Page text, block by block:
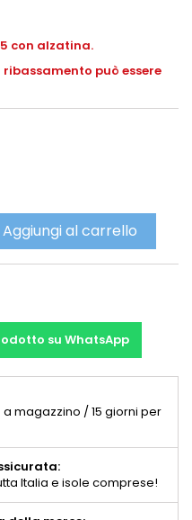
con alzatina.
può essere
Aggiungi al carrello
su WhatsApp
magazzino / 15 giorni per
Italia e isole comprese!